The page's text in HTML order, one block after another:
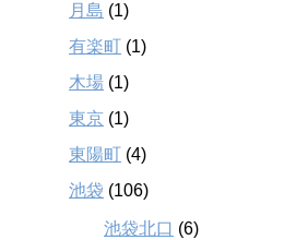
月島 (1)
有楽町 (1)
木場 (1)
東京 (1)
東陽町 (4)
池袋 (106)
池袋北口 (6)